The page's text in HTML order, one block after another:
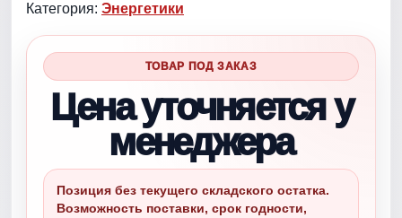
Категория: Энергетики
ТОВАР ПОД ЗАКАЗ
Цена уточняется у
менеджера
Позиция без текущего складского остатка.
Возможность поставки, срок годности,